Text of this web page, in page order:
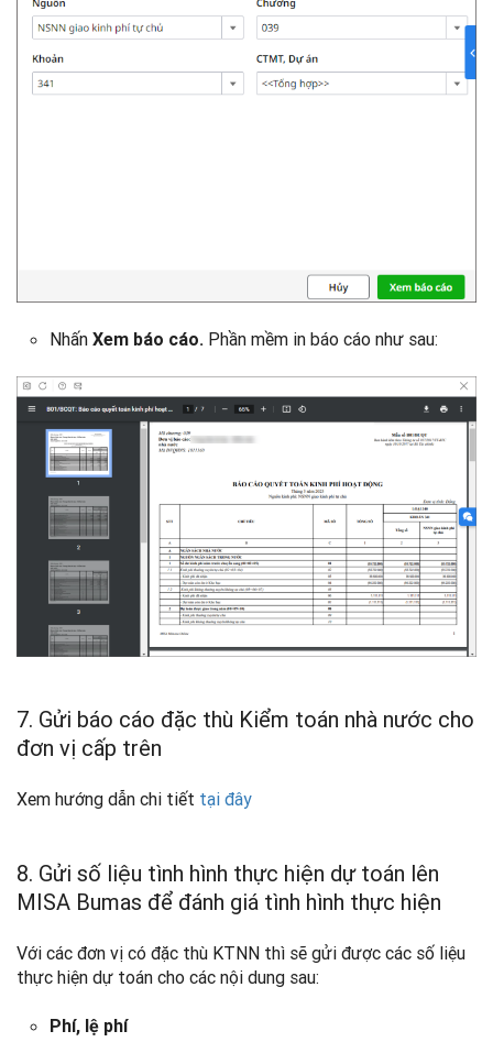
Nhấn Xem báo cáo. Phần mềm in báo cáo như sau:
7. Gửi báo cáo đặc thù Kiểm toán nhà nước cho
đơn vị cấp trên
Xem hướng dẫn chi tiết tại đây
8. Gửi số liệu tình hình thực hiện dự toán lên
MISA Bumas để đánh giá tình hình thực hiện
Với các đơn vị có đặc thù KTNN thì sẽ gửi được các số liệu
thực hiện dự toán cho các nội dung sau:
Phí, lệ phí